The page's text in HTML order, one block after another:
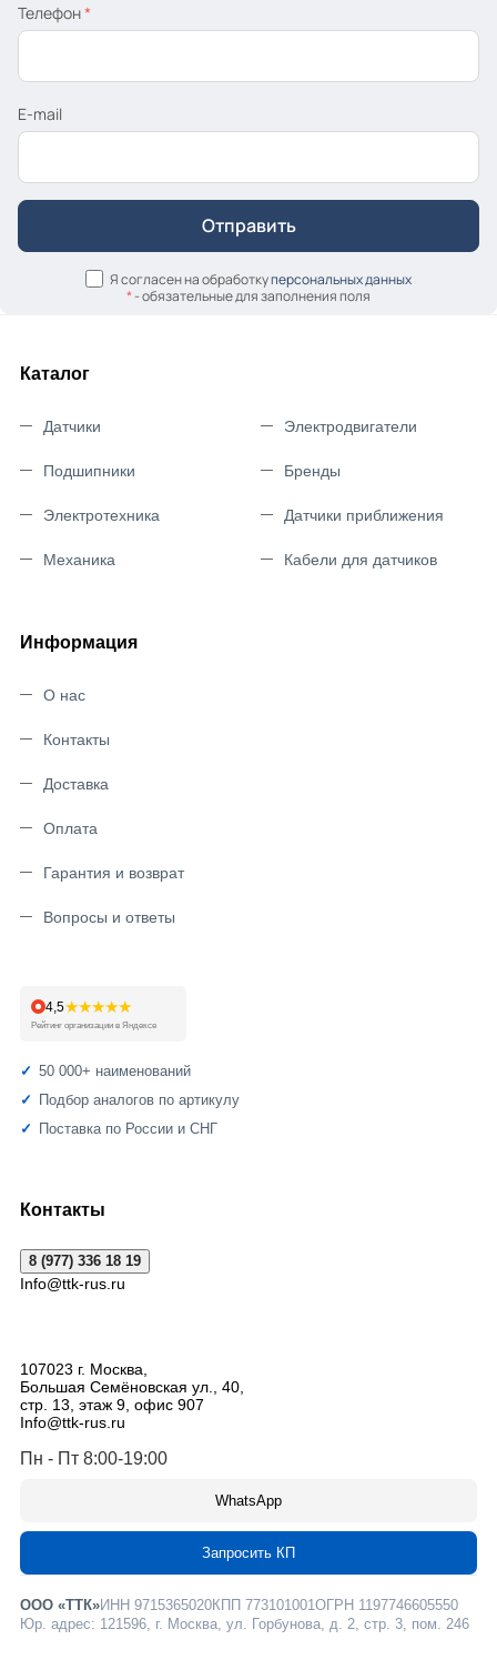
Телефон*
E-mail
Я согласен на обработкуперсональных данных
*- обязательные для заполнения поля
Каталог
Датчики
Подшипники
Электротехника
Механика
Электродвигатели
Бренды
Датчики приближения
Кабели для датчиков
Информация
О нас
Контакты
Доставка
Оплата
Гарантия и возврат
Вопросы и ответы
4,5★★★★★
Рейтинг организации в Яндексе
50 000+ наименований
Подбор аналогов по артикулу
Поставка по России и СНГ
Контакты
8 (977) 336 18 19
Info@ttk-rus.ru
107023 г. Москва,
Большая Семёновская ул., 40,
стр. 13, этаж 9, офис 907
Info@ttk-rus.ru
Пн - Пт 8:00-19:00
WhatsApp
Запросить КП
ООО «ТТК»ИНН 9715365020КПП 773101001ОГРН 1197746605550
Юр. адрес: 121596, г. Москва, ул. Горбунова, д. 2, стр. 3, пом. 246